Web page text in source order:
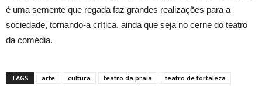
é uma semente que regada faz grandes realizações para a
sociedade, tornando-a crítica, ainda que seja no cerne do teatro
da comédia.
TAGS arte cultura teatro da praia teatro de fortaleza